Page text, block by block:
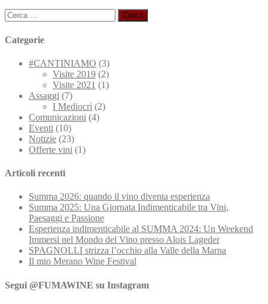
Ricerca
per:
Categorie
#CANTINIAMO (3)
Visite 2019 (2)
Visite 2021 (1)
Assaggi (7)
I Mediocri (2)
Comunicazioni (4)
Eventi (10)
Notizie (23)
Offerte vini (1)
Articoli recenti
Summa 2026: quando il vino diventa esperienza
Summa 2025: Una Giornata Indimenticabile tra Vini,
Paesaggi e Passione
Esperienza indimenticabile al SUMMA 2024: Un Weekend
Immersi nel Mondo del Vino presso Alois Lageder
SPAGNOLLI strizza l’occhio alla Valle della Marna
Il mio Merano Wine Festival
Segui @FUMAWINE su Instagram